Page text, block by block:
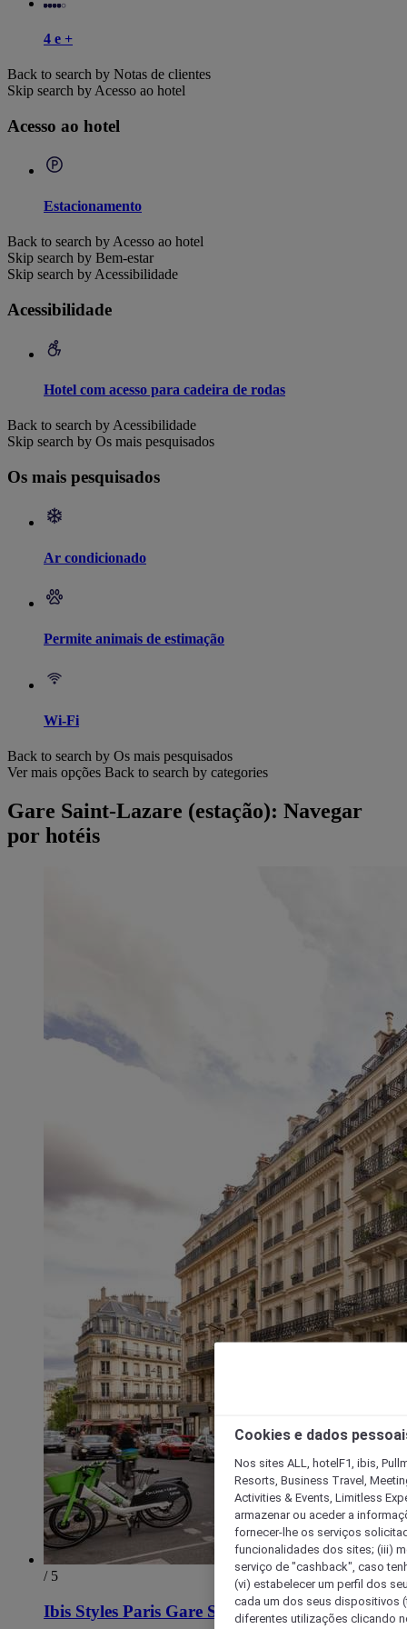
4 e +
Back to search by Notas de clientes
Skip search by Acesso ao hotel
Acesso ao hotel
Estacionamento
Back to search by Acesso ao hotel
Skip search by Bem-estar
Skip search by Acessibilidade
Acessibilidade
Hotel com acesso para cadeira de rodas
Back to search by Acessibilidade
Skip search by Os mais pesquisados
Os mais pesquisados
Ar condicionado
Permite animais de estimação
Wi-Fi
Back to search by Os mais pesquisados
Ver mais opções Back to search by categories
Gare Saint-Lazare (estação): Navegar
por hotéis
/ 5
Ibis Styles Paris Gare Saint Lazare
Cookies e dados
Nos sites ALL, hotelF1, ibis,
Resorts, Business Travel,
Activities & Events, Limitless
armazenar ou aceder a
fornecer-lhe os serviços
funcionalidades dos sites; (iii)
serviço de "cashback", caso
(vi) estabelecer um perfil dos
cada um dos seus dispositivos
diferentes utilizações clicando